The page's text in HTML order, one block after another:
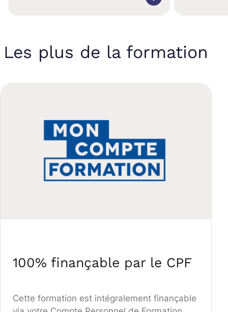
Les plus de la formation
100% finançable par le CPF
Cette formation est intégralement finançable